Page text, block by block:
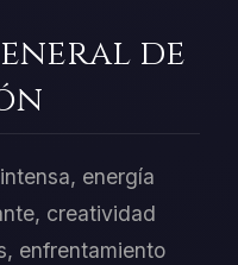
de
energía
creatividad
enfrentamiento